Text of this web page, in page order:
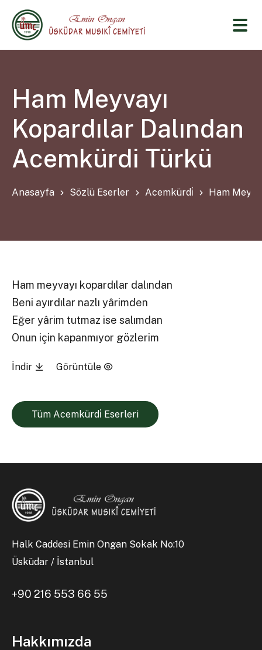
Ham Meyvayı
Kopardılar Dalından
Acemkürdi Türkü
Anasayfa Sözlü Eserler Acemkürdi̇ Ham
Ham meyvayı kopardılar dalından
Beni ayırdılar nazlı yârimden
Eğer yârim tutmaz ise salımdan
Onun için kapanmıyor gözlerim
İndir Görüntüle
Tüm Acemkürdi̇ Eserleri
Halk Caddesi Emin Ongan Sokak No:10
Üsküdar / İstanbul
+90 216 553 66 55
Hakkımızda